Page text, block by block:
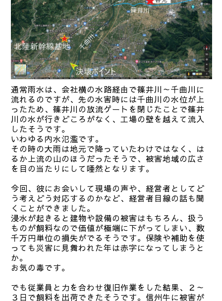
通常雨水は、会社横の水路経由で篠井川～千曲川に
流れるのですが、先の水害時には千曲川の水位が上
ったため、篠井川の放流ゲートを閉じたことで篠井
川の水が行きどころがなく、工場の壁を越えて流入
したそうです。
いわゆる内水氾濫です。
その時の大雨は地元で降っていたわけではなく、は
るか上流の山のほうだったそうで、被害地域の広さ
を目の当たりにして唖然となります。
今回、彼にお会いして現場の声や、経営者としてど
う考えどう対応するのかなど、経営者目線の話も聞
くことができました。
浸水が起きると建物や設備の被害はもちろん、扱う
ものが飼料なので価値が極端に下がってしまい、数
千万円単位の損失がでるそうです。保険や補助を使
っても災害に見舞われた年は赤字になってしまうと
か。
お気の毒です。
でも従業員と力を合わせ復旧作業をした結果、２～
３日で飼料を出荷できたそうです。信州牛に被害が